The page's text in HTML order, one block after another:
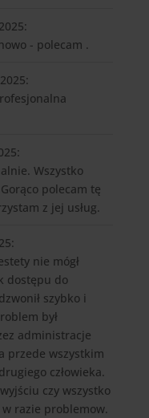
:
- polecam .
:
:
Wszystko
polecam tę
z jej usług.
:
nie mógł
dostępu do
szybko i
był
administracje
przede wszystkim
człowieka.
czy wszystko
razie problemow.